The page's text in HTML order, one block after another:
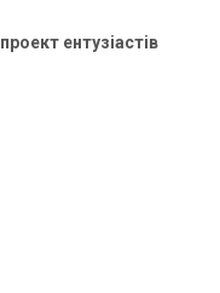
ентузіастів